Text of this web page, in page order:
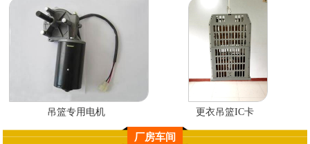
吊篮专用电机 更衣吊篮IC卡
厂房车间